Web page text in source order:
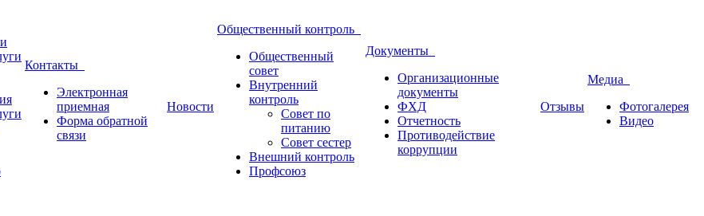
Контакты
Электронная
приемная
Форма обратной
связи
Новости
Общественный контроль
Общественный
совет
Внутренний
контроль
Совет по
питанию
Совет сестер
Внешний контроль
Профсоюз
Документы
Организационные
документы
ФХД
Отчетность
Противодействие
коррупции
Отзывы
Медиа
Фотогалерея
Видео